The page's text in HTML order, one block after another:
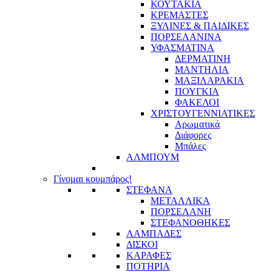
ΚΟΥΤΑΚΙΑ
ΚΡΕΜΑΣΤΕΣ
ΞΥΛΙΝΕΣ & ΠΑΙΔΙΚΕΣ
ΠΟΡΣΕΛΑΝΙΝΑ
ΥΦΑΣΜΑΤΙΝA
ΔΕΡΜΑΤΙΝΗ
ΜΑΝΤΗΛΙΑ
ΜΑΞΙΛΑΡΑΚΙΑ
ΠΟΥΓΚΙΑ
ΦΑΚΕΛΟΙ
ΧΡΙΣΤΟΥΓΕΝΝΙΑΤΙΚΕΣ
Αρωματικά
Διάφορες
Μπάλες
ΑΛΜΠΟΥΜ
Γίνομαι κουμπάρος!
ΣΤΕΦΑΝΑ
ΜΕΤΑΛΛΙΚΑ
ΠΟΡΣΕΛΑΝΗ
ΣΤΕΦΑΝΟΘΗΚΕΣ
ΛΑΜΠΑΔΕΣ
ΔΙΣΚΟΙ
ΚΑΡΑΦΕΣ
ΠΟΤΗΡΙΑ